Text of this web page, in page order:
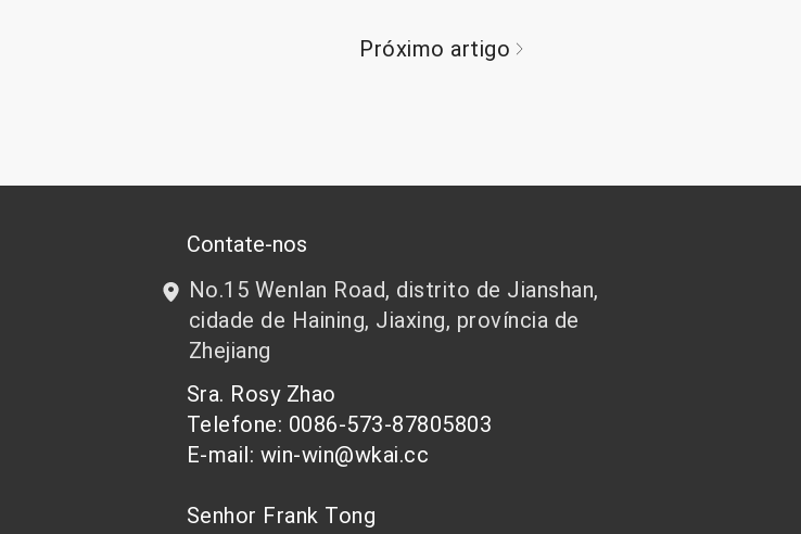
Próximo artigo
Contate-nos
No.15 Wenlan Road, distrito de Jianshan,
cidade de Haining, Jiaxing, província de
Zhejiang
Sra. Rosy Zhao
Telefone: 0086-573-87805803
E-mail: win-win@wkai.cc
Senhor Frank Tong